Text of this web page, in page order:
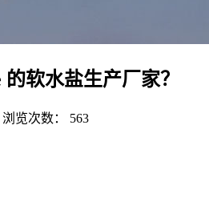
软水盐生产厂家？
览次数： 563